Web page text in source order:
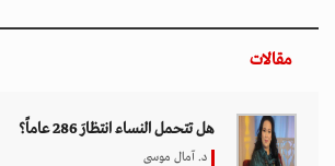
مقالات
هل تتحمل النساء انتظارَ 286 عاماً؟
د. آمال موسى